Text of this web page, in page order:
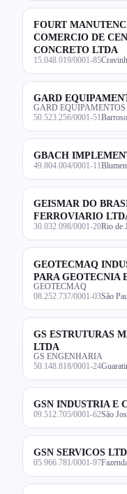
FOURT
COMERCIO DE
CONCRETO LTDA
15.048.019/0001-85
GARD
GARD EQUIPAMENTOS
50.523.256/0001-51
GBACH
49.804.004/0001-11
GEISMAR DO
FERROVIARIO
30.032.098/0001-20Rio de
GEOTECMAQ
PARA GEOTECNIA
GEOTECMAQ
08.252.737/0001-03São
GS ESTRUTURAS
LTDA
GS ENGENHARIA
50.148.818/0001-24
GSN INDUSTRIA E
09.512.705/0001-62São
GSN SERVICOS
05.966.781/0001-97